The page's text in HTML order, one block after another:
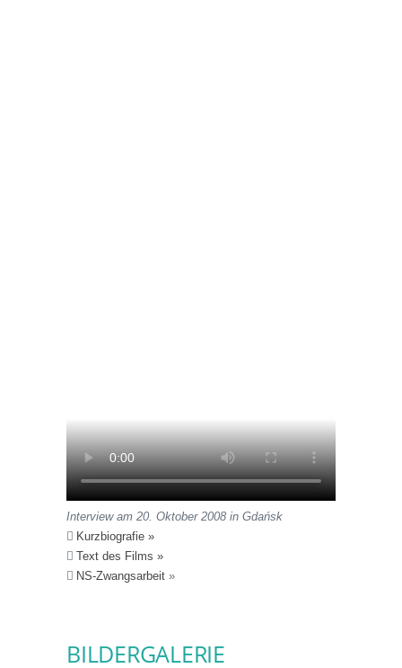
Interview am 20. Oktober 2008 in Gdańsk
Kurzbiografie »
Text des Films »
NS-Zwangsarbeit »
BILDERGALERIE